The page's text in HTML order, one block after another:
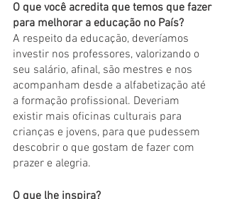
O que você acredita que temos que fazer
para melhorar a educação no País?
A respeito da educação, deveríamos
investir nos professores, valorizando o
seu salário, afinal, são mestres e nos
acompanham desde a alfabetização até
a formação profissional. Deveriam
existir mais oficinas culturais para
crianças e jovens, para que pudessem
descobrir o que gostam de fazer com
prazer e alegria.